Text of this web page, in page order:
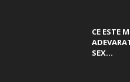
CE ESTE
SEX...